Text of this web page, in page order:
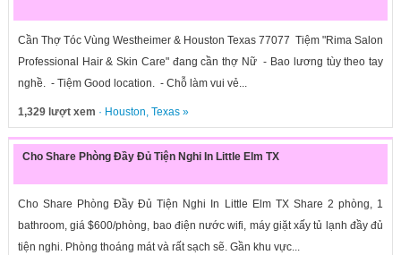
Cần Thợ Tóc Vùng Westheimer & Houston Texas 77077 Tiệm "Rima Salon
Professional Hair & Skin Care" đang cần thợ Nữ - Bao lương tùy theo tay
nghề. - Tiệm Good location. - Chỗ làm vui vẻ...
1,329 lượt xem · Houston, Texas»
Cho Share Phòng Đầy Đủ Tiện Nghi In Little Elm TX
Cho Share Phòng Đầy Đủ Tiện Nghi In Little Elm TX Share 2 phòng, 1
bathroom, giá $600/phòng, bao điện nước wifi, máy giặt xấy tủ lạnh đầy đủ
tiện nghi. Phòng thoáng mát và rất sạch sẽ. Gần khu vực...